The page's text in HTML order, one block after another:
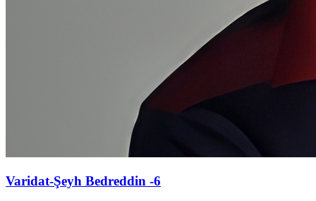
Varidat-Şeyh Bedreddin -6